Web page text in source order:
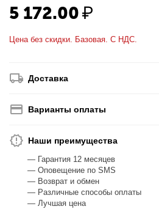
5 172.00₽
Цена без скидки. Базовая. С НДС.
Доставка
Варианты оплаты
Наши преимущества
— Гарантия 12 месяцев
— Оповещение по SMS
— Возврат и обмен
— Различные способы оплаты
— Лучшая цена